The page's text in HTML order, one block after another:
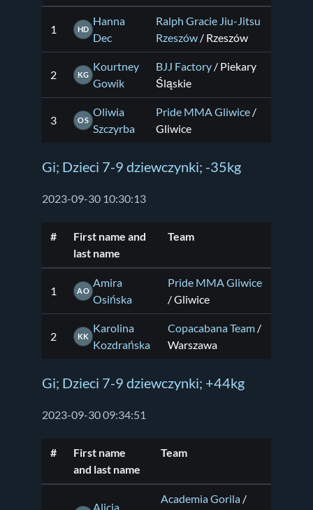
1 HD
Hanna
Dec
Ralph Gracie Jiu-Jitsu
Rzeszów / Rzeszów
2 KG
Kourtney
Gowik
BJJ Factory / Piekary
Śląskie
3 OS
Oliwia
Szczyrba
Pride MMA Gliwice /
Gliwice
Gi; Dzieci 7-9 dziewczynki; -35kg
2023-09-30 10:30:13
#
First name and
last name
Team
1 AO
Amira
Osińska
Pride MMA Gliwice
/ Gliwice
2 KK
Karolina
Kozdrańska
Copacabana Team /
Warszawa
Gi; Dzieci 7-9 dziewczynki; +44kg
2023-09-30 09:34:51
#
First name
and last name
Team
Alicja
Academia Gorila /